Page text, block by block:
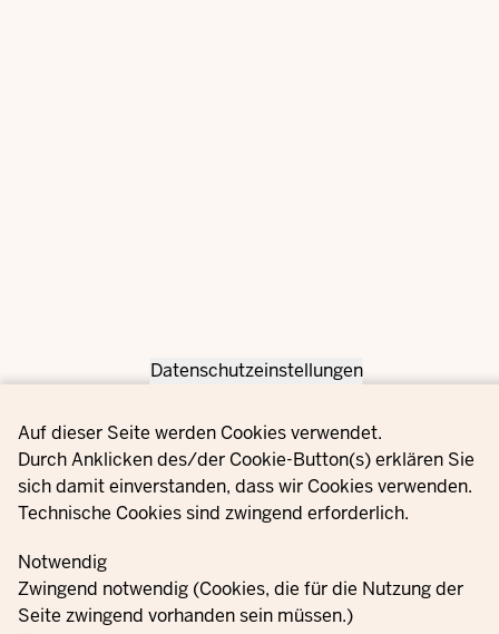
Privacy settings
Datenschutzeinstellungen
Auf dieser Seite werden Cookies verwendet.
Durch Anklicken des/der Cookie-Button(s) erklären Sie
sich damit einverstanden, dass wir Cookies verwenden.
Technische Cookies sind zwingend erforderlich.
Notwendig
Zwingend notwendig (Cookies, die für die Nutzung der
Seite zwingend vorhanden sein müssen.)